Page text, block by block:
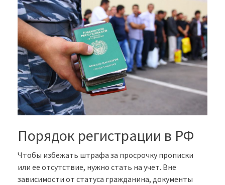
Порядок регистрации в РФ
Чтобы избежать штрафа за просрочку прописки
или ее отсутствие, нужно стать на учет. Вне
зависимости от статуса гражданина, документы